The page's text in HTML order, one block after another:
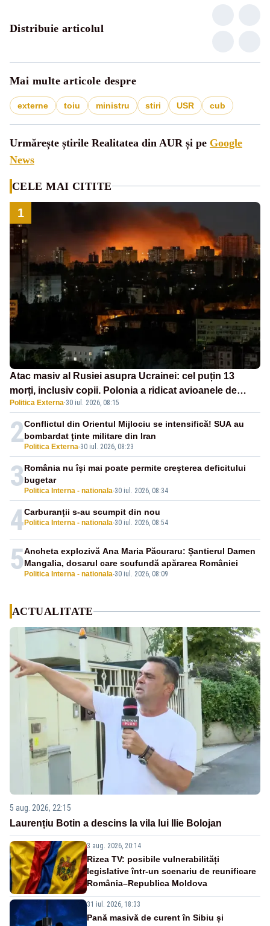
Distribuie articolul
Mai multe articole despre
externe toiu ministru stiri USR cub
Urmărește știrile Realitatea din AUR și pe Google
News
CELE MAI CITITE
1
Atac masiv al Rusiei asupra Ucrainei: cel puțin 13
morți, inclusiv copii. Polonia a ridicat avioanele de
vânătoare
Politica Externa·30 iul. 2026, 08:15
2 Politica Externa-30 iul. 2026, 08:23
Conflictul din Orientul Mijlociu se intensifică! SUA au
bombardat ținte militare din Iran
3 Politica Interna - nationala-30 iul. 2026, 08:34
România nu își mai poate permite creșterea deficitului
bugetar
4 Politica Interna - nationala-30 iul. 2026, 08:54
Carburanții s-au scumpit din nou
5 Politica Interna - nationala-30 iul. 2026, 08:09
Ancheta explozivă Ana Maria Păcuraru: Șantierul Damen
Mangalia, dosarul care scufundă apărarea României
ACTUALITATE
5 aug. 2026, 22:15
Laurențiu Botin a descins la vila lui Ilie Bolojan
3 aug. 2026, 20:14
Rizea TV: posibile vulnerabilități
legislative într-un scenariu de reunificare
România–Republica Moldova
31 iul. 2026, 18:33
Pană masivă de curent în Sibiu și